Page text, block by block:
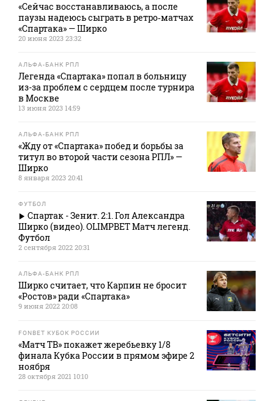
«Сейчас восстанавливаюсь, а после
паузы надеюсь сыграть в ретро‑матчах
«Спартака» — Ширко
20 июня 2023 23:32
АЛЬФА-БАНК РПЛ
Легенда «Спартака» попал в больницу
из-за проблем с сердцем после турнира
в Москве
13 июня 2023 14:59
АЛЬФА-БАНК РПЛ
«Жду от «Спартака» побед и борьбы за
титул во второй части сезона РПЛ» —
Ширко
8 января 2023 20:41
ФУТБОЛ
Спартак - Зенит. 2:1. Гол Александра
Ширко (видео). OLIMPBET Матч легенд.
Футбол
2 сентября 2022 20:31
АЛЬФА-БАНК РПЛ
Ширко считает, что Карпин не бросит
«Ростов» ради «Спартака»
9 июня 2022 20:08
FONBET КУБОК РОССИИ
«Матч ТВ» покажет жеребьевку 1/8
финала Кубка России в прямом эфире 2
ноября
28 октября 2021 10:10